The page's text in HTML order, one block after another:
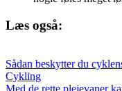
Læs også:
Sådan beskytter du
Cykling